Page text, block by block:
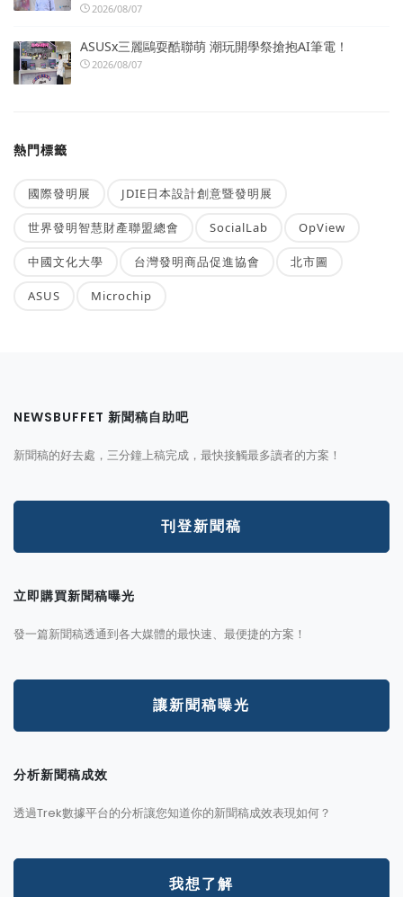
2026/08/07
ASUSx三麗鷗耍酷聯萌 潮玩開學祭搶抱AI筆電！
2026/08/07
熱門標籤
國際發明展 JDIE日本設計創意暨發明展
世界發明智慧財產聯盟總會 SocialLab OpView
中國文化大學 台灣發明商品促進協會 北市圖
ASUS Microchip
NEWSBUFFET 新聞稿自助吧
新聞稿的好去處，三分鐘上稿完成，最快接觸最多讀者的方案！
刊登新聞稿
立即購買新聞稿曝光
發一篇新聞稿透通到各大媒體的最快速、最便捷的方案！
讓新聞稿曝光
分析新聞稿成效
透過Trek數據平台的分析讓您知道你的新聞稿成效表現如何？
我想了解